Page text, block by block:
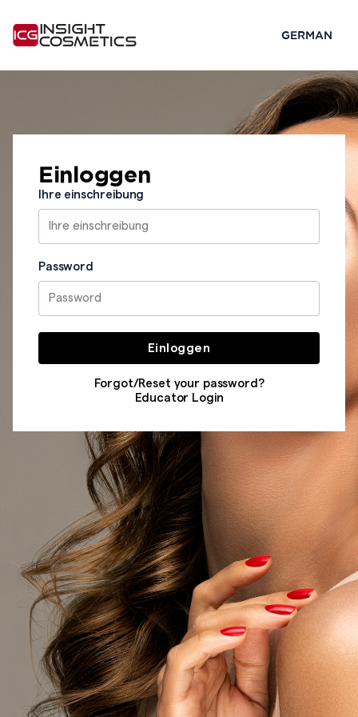
Einloggen
Ihre einschreibung
Password
Forgot/Reset your password?
Educator Login